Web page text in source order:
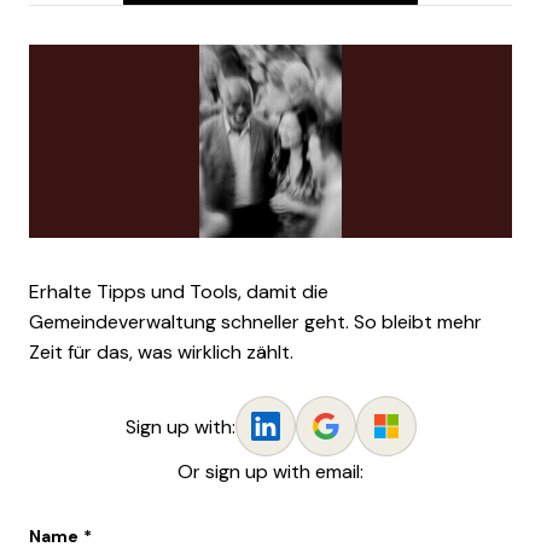
Erhalte Tipps und Tools, damit die
Gemeindeverwaltung schneller geht. So bleibt mehr
Zeit für das, was wirklich zählt.
Sign up with:
Or sign up with email:
Name *